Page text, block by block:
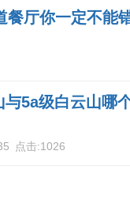
餐厅你一定不能
与5a级白云山哪
点击:1026